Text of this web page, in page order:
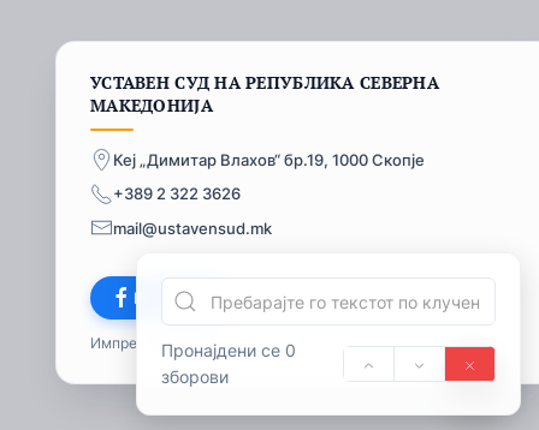
Пронајдени се 0
зборови
УСТАВЕН СУД НА РЕПУБЛИКА СЕВЕРНА
МАКЕДОНИЈА
Кеј „Димитар Влахов“ бр.19, 1000 Скопје
+389 2 322 3626
mail@ustavensud.mk
Facebook
Импресум© 2026